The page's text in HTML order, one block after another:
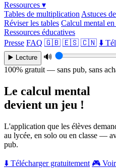
Ressources ▾
Tables de multiplication Astuces
Réviser les tables Calcul mental en
Ressources éducatives
Presse FAQ 🇬🇧 🇪🇸 🇨🇳 ⬇️
▶️ Lecture
🔊
100% gratuit — sans pub, sans
Le calcul mental
devient un jeu !
L'application que les élèves
au lycée, en solo ou en classe —
pub.
⬇️ Télécharger gratuitement 🎮 Voir